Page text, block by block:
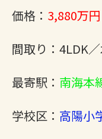
価格： 3,880万円
間取り：4LDK
最寄駅： 南海本
学校区： 高陽小